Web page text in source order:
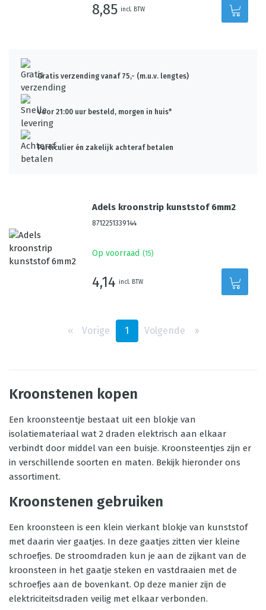
8,85 incl. BTW
Gratis verzending vanaf 75,- (m.u.v. lengtes)
Voor 21:00 uur besteld, morgen in huis*
Particulier én zakelijk achteraf betalen
Adels kroonstrip kunststof 6mm2
8712251339144
Op voorraad (15)
4,14 incl. BTW
‹‹ Vorige 1 Volgende ››
Kroonstenen kopen
Een kroonsteentje bestaat uit een blokje van
isolatiemateriaal wat 2 draden elektrisch aan elkaar
verbindt door middel van een buisje. Kroonsteentjes zijn er
in verschillende soorten en maten. Bekijk hieronder ons
assortiment.
Kroonstenen gebruiken
Een kroonsteen is een klein vierkant blokje van kunststof
met daarin vier gaatjes. In deze gaatjes zitten vier kleine
schroefjes. De stroomdraden kun je aan de zijkant van de
kroonsteen in het gaatje steken en vastdraaien met de
schroefjes aan de bovenkant. Op deze manier zijn de
elektriciteitsdraden veilig met elkaar verbonden.